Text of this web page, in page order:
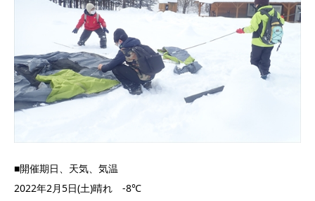
■開催期日、天気、気温
2022年2月5日(土)晴れ -8℃